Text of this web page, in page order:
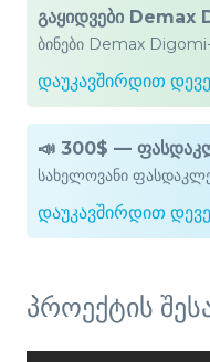
გაყიდვები Demax
ბინები Demax
დაუკავშირდით
📣 300$ —
სახელოვანი
დაუკავშირდით
პროექტის